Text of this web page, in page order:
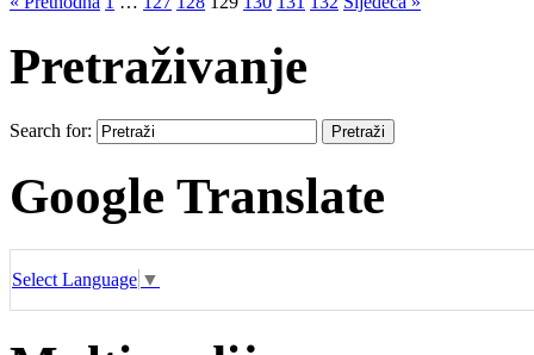
Pretraživanje
Search for:
Google Translate
Select Language ▼